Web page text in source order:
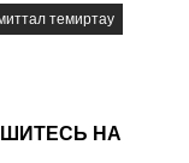
темиртау
НА